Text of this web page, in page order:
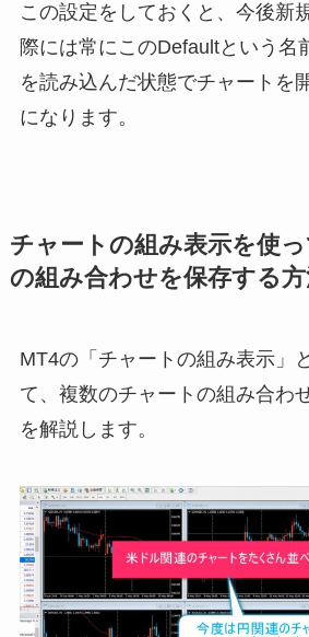
この設定をしておくと、今後新
際には常にこのDefaultという名
を読み込んだ状態でチャートを
になります。
チャートの組み表示を使
の組み合わせを保存する
MT4の「チャートの組み表示」
て、複数のチャートの組み合わ
を解説します。